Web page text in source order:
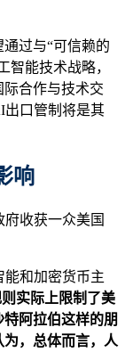
过与“可信赖的
智能技术战略，
合作与技术交
出口管制将是其
响
收获一众美国
和加密货币主
实际上限制了美
阿拉伯这样的朋
，总体而言，人